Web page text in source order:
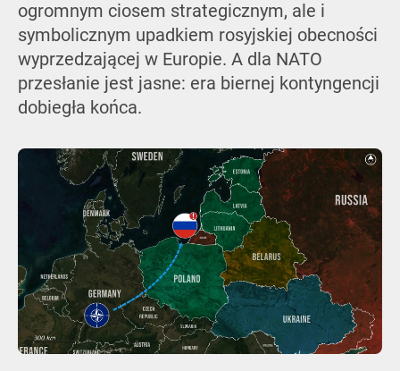
ogromnym ciosem strategicznym, ale i
symbolicznym upadkiem rosyjskiej obecności
wyprzedzającej w Europie. A dla NATO
przesłanie jest jasne: era biernej kontyngencji
dobiegła końca.